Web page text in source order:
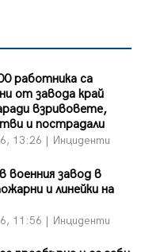
работника са
от завода край
взривовете,
и пострадали
13:26 | Инциденти
военния завод в
и линейки на
11:56 | Инциденти